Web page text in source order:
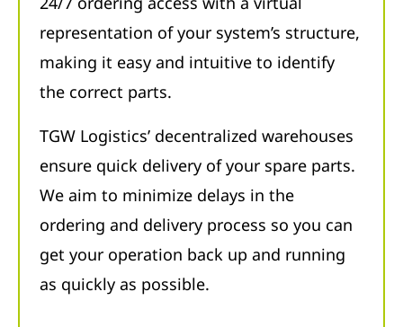
representation of your system’s structure,
making it easy and intuitive to identify
the correct parts.
TGW Logistics’ decentralized warehouses
ensure quick delivery of your spare parts.
We aim to minimize delays in the
ordering and delivery process so you can
get your operation back up and running
as quickly as possible.